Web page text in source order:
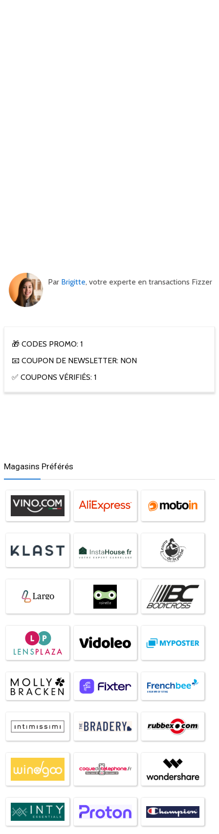
Par Brigitte, votre experte en transactions Fizzer
🎁 CODES PROMO: 1
📧 COUPON DE NEWSLETTER: NON
✅ COUPONS VÉRIFIÉS: 1
Magasins Préférés